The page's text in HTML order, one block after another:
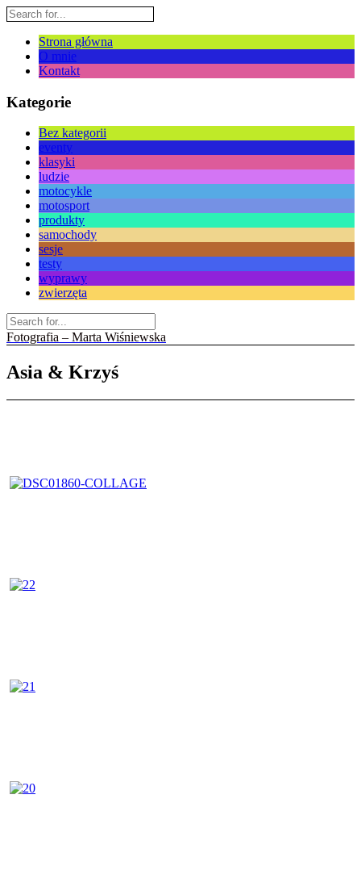
Strona główna
O mnie
Kontakt
Kategorie
Bez kategorii
eventy
klasyki
ludzie
motocykle
motosport
produkty
samochody
sesje
testy
wyprawy
zwierzęta
Fotografia – Marta Wiśniewska
Asia & Krzyś